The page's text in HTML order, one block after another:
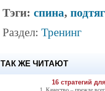
Тэги: спина,
Раздел: Тренинг
ТАК ЖЕ ЧИТАЮТ
16 стратегий